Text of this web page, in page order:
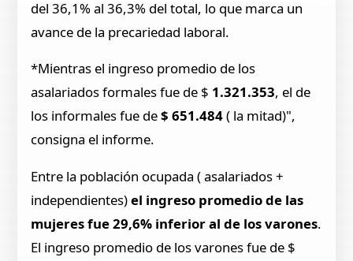
del 36,1% al 36,3% del total, lo que marca un
avance de la precariedad laboral.
*Mientras el ingreso promedio de los
asalariados formales fue de $ 1.321.353, el de
los informales fue de$ 651.484( la mitad)",
consigna el informe.
Entre la población ocupada ( asalariados +
independientes)el ingreso promedio de las
mujeres fue 29,6% inferior al de los varones.
El ingreso promedio de los varones fue de $